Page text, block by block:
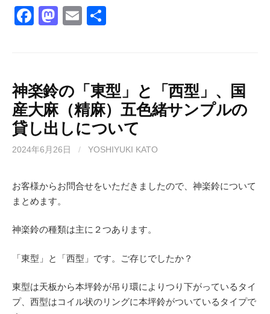
F
b
o
o
k
M
d
o
n
E
神楽鈴の「東型」と「西型」、国
産大麻（精麻）五色緒サンプルの
貸し出しについて
2024年6月26日 / YOSHIYUKI KATO
お客様からお問合せをいただきましたので、神楽鈴について
まとめます。
神楽鈴の種類は主に２つあります。
「東型」と「西型」です。ご存じでしたか？
東型は天板から本坪鈴が吊り環によりつり下がっているタイ
プ、西型はコイル状のリングに本坪鈴がついているタイプで